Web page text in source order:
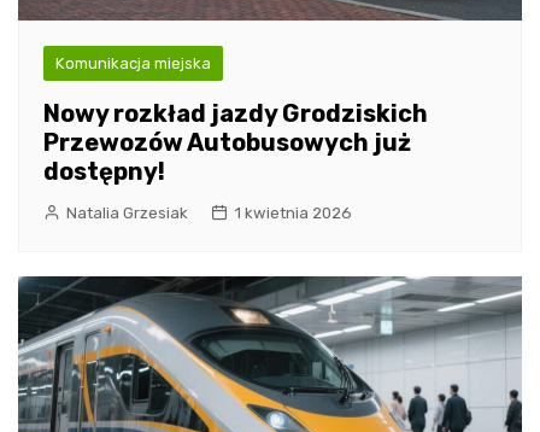
Komunikacja miejska
Nowy rozkład jazdy Grodziskich
Przewozów Autobusowych już
dostępny!
Natalia Grzesiak 1 kwietnia 2026